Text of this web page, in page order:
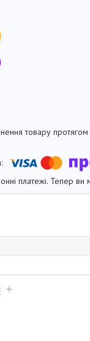
товару протягом
платежі. Тепер